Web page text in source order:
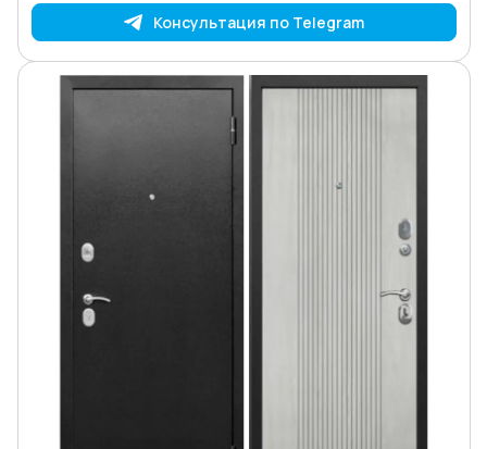
Консультация по Telegram